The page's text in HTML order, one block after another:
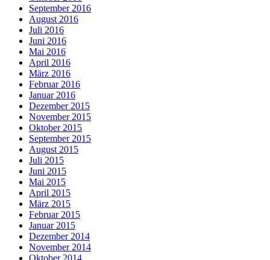
September 2016
August 2016
Juli 2016
Juni 2016
Mai 2016
April 2016
März 2016
Februar 2016
Januar 2016
Dezember 2015
November 2015
Oktober 2015
September 2015
August 2015
Juli 2015
Juni 2015
Mai 2015
April 2015
März 2015
Februar 2015
Januar 2015
Dezember 2014
November 2014